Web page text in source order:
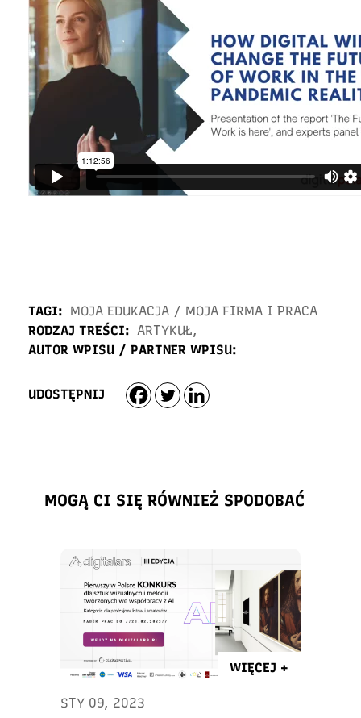
TAGI: MOJA EDUKACJA / MOJA FIRMA I PRACA
RODZAJ TREŚCI: ARTYKUŁ,
AUTOR WPISU / PARTNER WPISU:
UDOSTĘPNIJ
MOGĄ CI SIĘ RÓWNIEŻ SPODOBAĆ
WIĘCEJ +
STY 09, 2023